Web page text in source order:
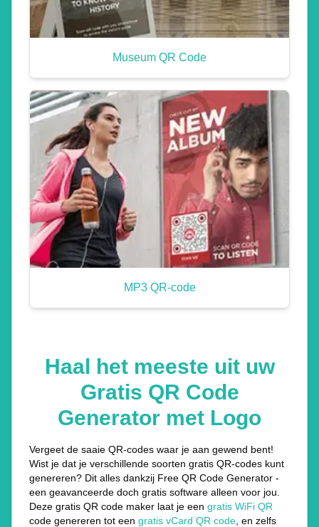
Museum QR Code
MP3 QR-code
Haal het meeste uit uw
Gratis QR Code
Generator met Logo
Vergeet de saaie QR-codes waar je aan gewend bent!
Wist je dat je verschillende soorten gratis QR-codes kunt
genereren? Dit alles dankzij Free QR Code Generator -
een geavanceerde doch gratis software alleen voor jou.
Deze gratis QR code maker laat je een gratis WiFi QR
code genereren tot een gratis vCard QR code , en zelfs